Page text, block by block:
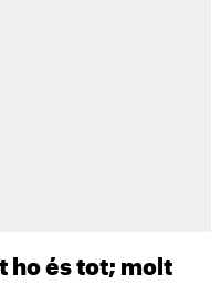
ho és tot; molt